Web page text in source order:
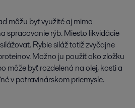
môžu byť využité aj mimo
spracovanie rýb. Miesto likvidácie
Rybie siláž totiž zvyčajne
Možno ju použiť ako zložku
môže byť rozdelená na olej, kosti a
v potravinárskom priemysle.